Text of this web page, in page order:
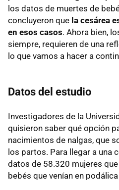
los datos de muertes de
concluyeron que la cesárea
en esos casos. Ahora bien,
siempre, requieren de una
lo que vamos a hacer a
Datos del estudio
Investigadores de la
quisieron saber qué opción
nacimientos de nalgas, que
los partos. Para llegar a una
datos de 58.320 mujeres
bebés que venían en